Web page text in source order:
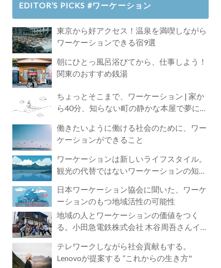
EDITOR’S PICKS #ワーケーション
東京から好アクセス！温泉を満喫しながら
ワーケーションできる宿9選
朝にひとっ風呂浴びてから、仕事しよう！
関東のおすすめ銭湯
ちょっとそこまで、ワーケーション | 家か
ら40分、知らない町の静かな本屋で夢に近
働きたいように働ける社会のために、ワー
ケーションができること
ワーケーションは新しいライフスタイル。
観光の代替ではないワーケーションの知ら
日本ワーケーション協会に聞いた、ワーケ
ーションのもつ地域活性の可能性
地域の人とワーケーションの価値をつく
る。小田急電鉄株式会社 木谷周吾さんイン
テレワークしながら社会貢献もする。
Lenovoが提案する ”これからの生き方"